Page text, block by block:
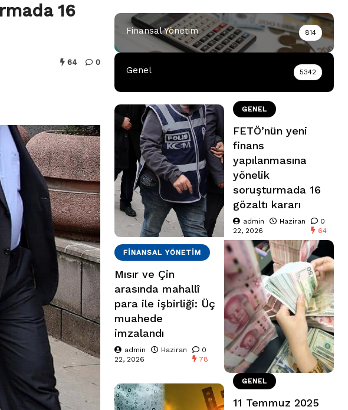
16
64 0
Finansal Yönetim 814
Genel 5342
GENEL
FETÖ’nün yeni
finans
yapılanmasına
yönelik
soruşturmada 16
gözaltı kararı
admin
Haziran
22, 2026
0
64
FINANSAL YÖNETIM
Mısır ve Çin
arasında mahallî
para ile işbirliği: Üç
muahede
imzalandı
admin
Haziran
22, 2026
0
78
GENEL
11 Temmuz 2025